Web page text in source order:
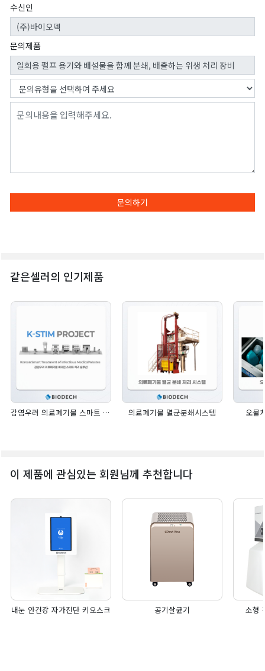
수신인
문의제품
문의하기
같은셀러의 인기제품
감염우려 의료폐기물 스마트 처리 기술 의료폐기물 멸균분쇄시스템 오물
이 제품에 관심있는 회원님께 추천합니다
내눈 안건강 자가진단 키오스크 공기살균기 소형